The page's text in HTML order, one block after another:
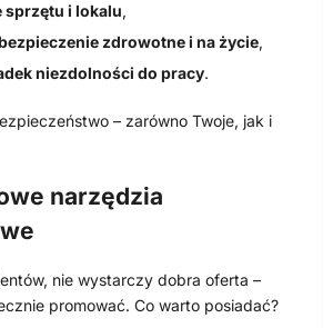
sprzętu i lokalu,
zdrowotne i na życie,
niezdolności do pracy.
– zarówno Twoje, jak i
narzędzia
nie wystarczy dobra oferta –
promować. Co warto posiadać?